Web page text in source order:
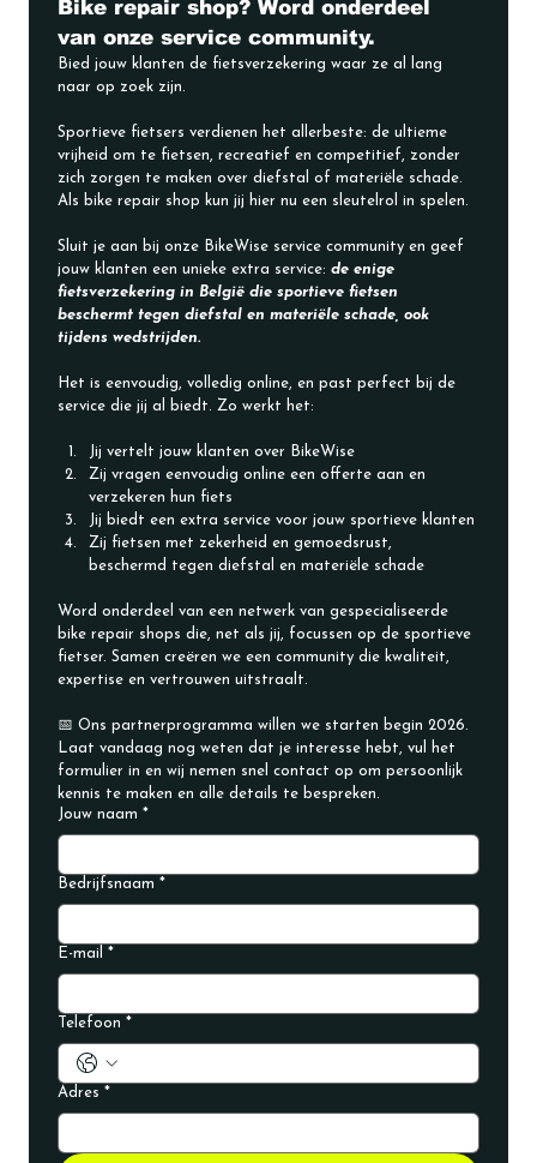
Bike repair shop? Word onderdeel
van onze service community.
Bied jouw klanten de fietsverzekering waar ze al lang
naar op zoek zijn.
Sportieve fietsers verdienen het allerbeste: de ultieme
vrijheid om te fietsen, recreatief en competitief, zonder
zich zorgen te maken over diefstal of materiële schade.
Als bike repair shop kun jij hier nu een sleutelrol in spelen.
Sluit je aan bij onze BikeWise service community en geef
jouw klanten een unieke extra service: de enige
fietsverzekering in België die sportieve fietsen
beschermt tegen diefstal en materiële schade, ook
tijdens wedstrijden.
Het is eenvoudig, volledig online, en past perfect bij de
service die jij al biedt. Zo werkt het:
Jij vertelt jouw klanten over BikeWise
Zij vragen eenvoudig online een offerte aan en
verzekeren hun fiets
Jij biedt een extra service voor jouw sportieve klanten
Zij fietsen met zekerheid en gemoedsrust,
beschermd tegen diefstal en materiële schade
Word onderdeel van een netwerk van gespecialiseerde
bike repair shops die, net als jij, focussen op de sportieve
fietser. Samen creëren we een community die kwaliteit,
expertise en vertrouwen uitstraalt.
📅 Ons partnerprogramma willen we starten begin 2026.
Laat vandaag nog weten dat je interesse hebt, vul het
formulier in en wij nemen snel contact op om persoonlijk
kennis te maken en alle details te bespreken.
Jouw naam *
Bedrijfsnaam *
E-mail *
Telefoon *
Adres *